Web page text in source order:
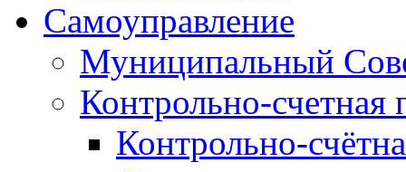
Самоуправление
Муниципальный
Контрольно-счетная
Контрольно-